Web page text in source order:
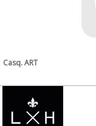
Casq. ART